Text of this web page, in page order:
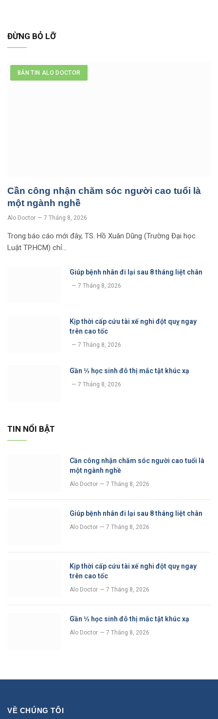
ĐỪNG BỎ LỠ
BẢN TIN ALO DOCTOR
Cần công nhận chăm sóc người cao tuổi là
một ngành nghề
Alo Doctor 7 Tháng 8, 2026
Trong báo cáo mới đây, TS. Hồ Xuân Dũng (Trường Đại học
Luật TP.HCM) chỉ…
Giúp bệnh nhân đi lại sau 8 tháng liệt chân
7 Tháng 8, 2026
Kịp thời cấp cứu tài xế nghi đột quỵ ngay
trên cao tốc
7 Tháng 8, 2026
Gần ⅓ học sinh đô thị mắc tật khúc xạ
7 Tháng 8, 2026
TIN NỔI BẬT
Cần công nhận chăm sóc người cao tuổi là
một ngành nghề
Alo Doctor 7 Tháng 8, 2026
Giúp bệnh nhân đi lại sau 8 tháng liệt chân
Alo Doctor 7 Tháng 8, 2026
Kịp thời cấp cứu tài xế nghi đột quỵ ngay
trên cao tốc
Alo Doctor 7 Tháng 8, 2026
Gần ⅓ học sinh đô thị mắc tật khúc xạ
Alo Doctor 7 Tháng 8, 2026
VỀ CHÚNG TÔI